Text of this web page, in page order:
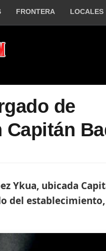
FRONTERA LOCALES
de
Ykua, ubicada
del